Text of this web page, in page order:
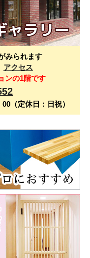
みられます
アクセス
ンの1階です
（定休日：日祝）